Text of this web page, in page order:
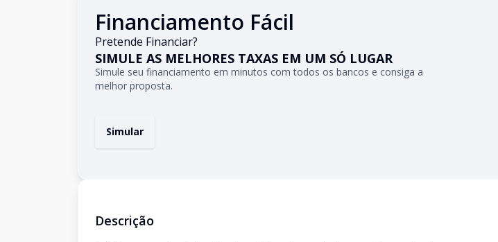
Financiamento Fácil
Pretende Financiar?
SIMULE AS MELHORES TAXAS EM UM SÓ LUGAR
Simule seu financiamento em minutos com todos os bancos e consiga a
melhor proposta.
Simular
Descrição